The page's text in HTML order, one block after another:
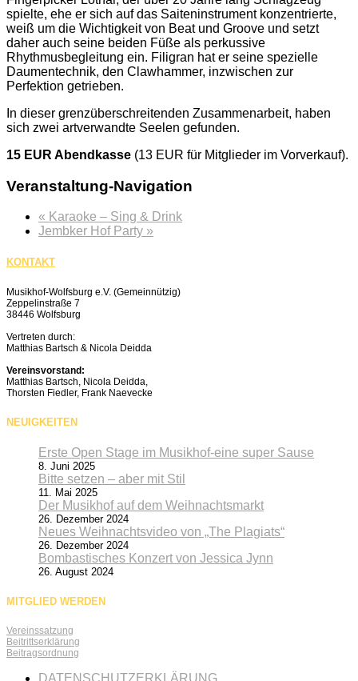
spielte, ehe er sich auf das Saiteninstrument konzentrierte,
weiß um die Wichtigkeit von Beat und Groove und setzt
daher auch seine beiden Füße als perkussive
Rhythmusbegleitung ein. Filigran hat er seine spezielle
Daumentechnik, den Clawhammer, inzwischen zur
Perfektion getrieben.
In dieser grenzüberschreitenden Zusammenarbeit, haben
sich zwei artverwandte Seelen gefunden.
15 EUR Abendkasse (13 EUR für Mitglieder im Vorverkauf).
Veranstaltung-Navigation
« Karaoke – Sing & Drink
Jembker Hof Party »
KONTAKT
Musikhof-Wolfsburg e.V. (Gemeinnützig)
Zeppelinstraße 7
38446 Wolfsburg
Vertreten durch:
Matthias Bartsch & Nicola Deidda
Vereinsvorstand:
Matthias Bartsch, Nicola Deidda,
Thorsten Fiedler, Frank Naevecke
NEUIGKEITEN
Erste Open Stage im Musikhof-eine super Sause
8. Juni 2025
Bitte setzen – aber mit Stil
11. Mai 2025
Der Musikhof auf dem Weihnachtsmarkt
26. Dezember 2024
Neues Weihnachtsvideo von „The Plagiats“
26. Dezember 2024
Bombastisches Konzert von Jessica Jynn
26. August 2024
MITGLIED WERDEN
Vereinssatzung
Beitrittserklärung
Beitragsordnung